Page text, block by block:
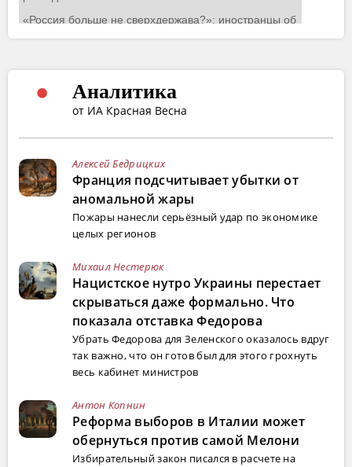
Аналитика
от ИА Красная Весна
Алексей Бедрицких
Франция подсчитывает убытки от
аномальной жары
Пожары нанесли серьёзный удар по экономике
целых регионов
Михаил Нестерюк
Нацистское нутро Украины перестает
скрываться даже формально. Что
показала отставка Федорова
Убрать Федорова для Зеленского оказалось вдруг
так важно, что он готов был для этого грохнуть
весь кабинет министров
Антон Копнин
Реформа выборов в Италии может
обернуться против самой Мелони
Избирательный закон писался в расчете на